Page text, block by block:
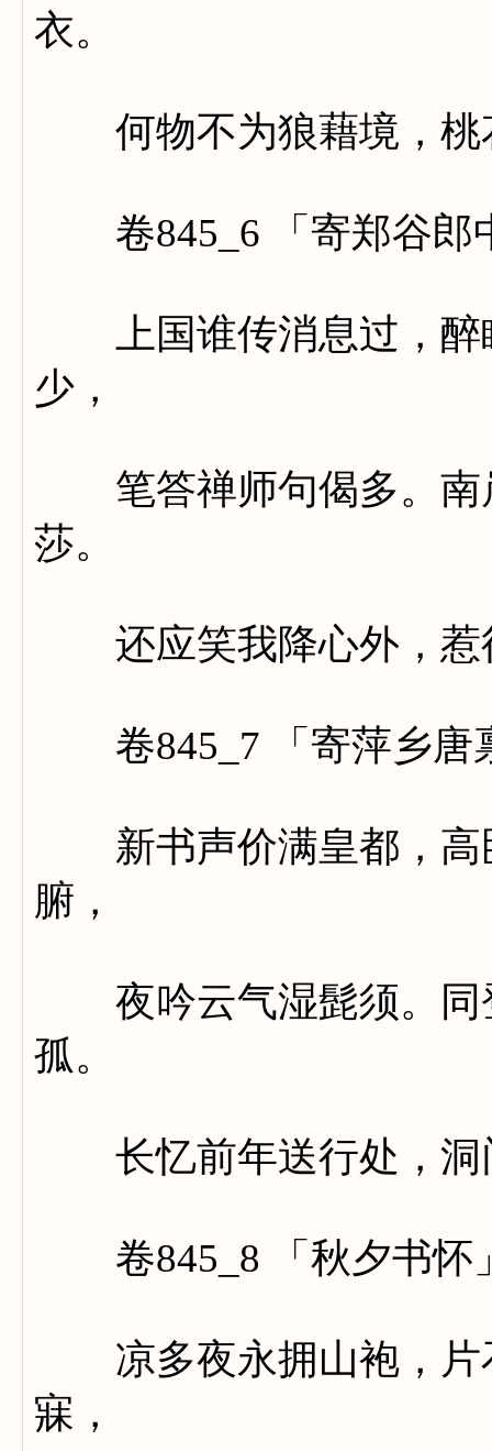
衣。
何物不为狼藉境，桃
卷845_6 「寄郑谷郎
上国谁传消息过，醉
少，
笔答禅师句偈多。南
莎。
还应笑我降心外，惹
卷845_7 「寄萍乡唐
新书声价满皇都，高
腑，
夜吟云气湿髭须。同
孤。
长忆前年送行处，洞
卷845_8 「秋夕书怀
凉多夜永拥山袍，片
寐，